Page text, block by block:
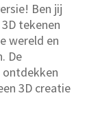
Ben jij
tekenen
wereld en
De
ontdekken
3D creatie